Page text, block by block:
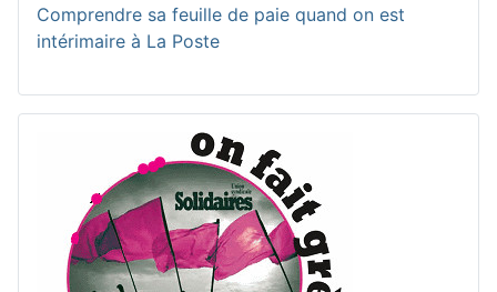
Comprendre sa feuille de paie quand on est
intérimaire à La Poste